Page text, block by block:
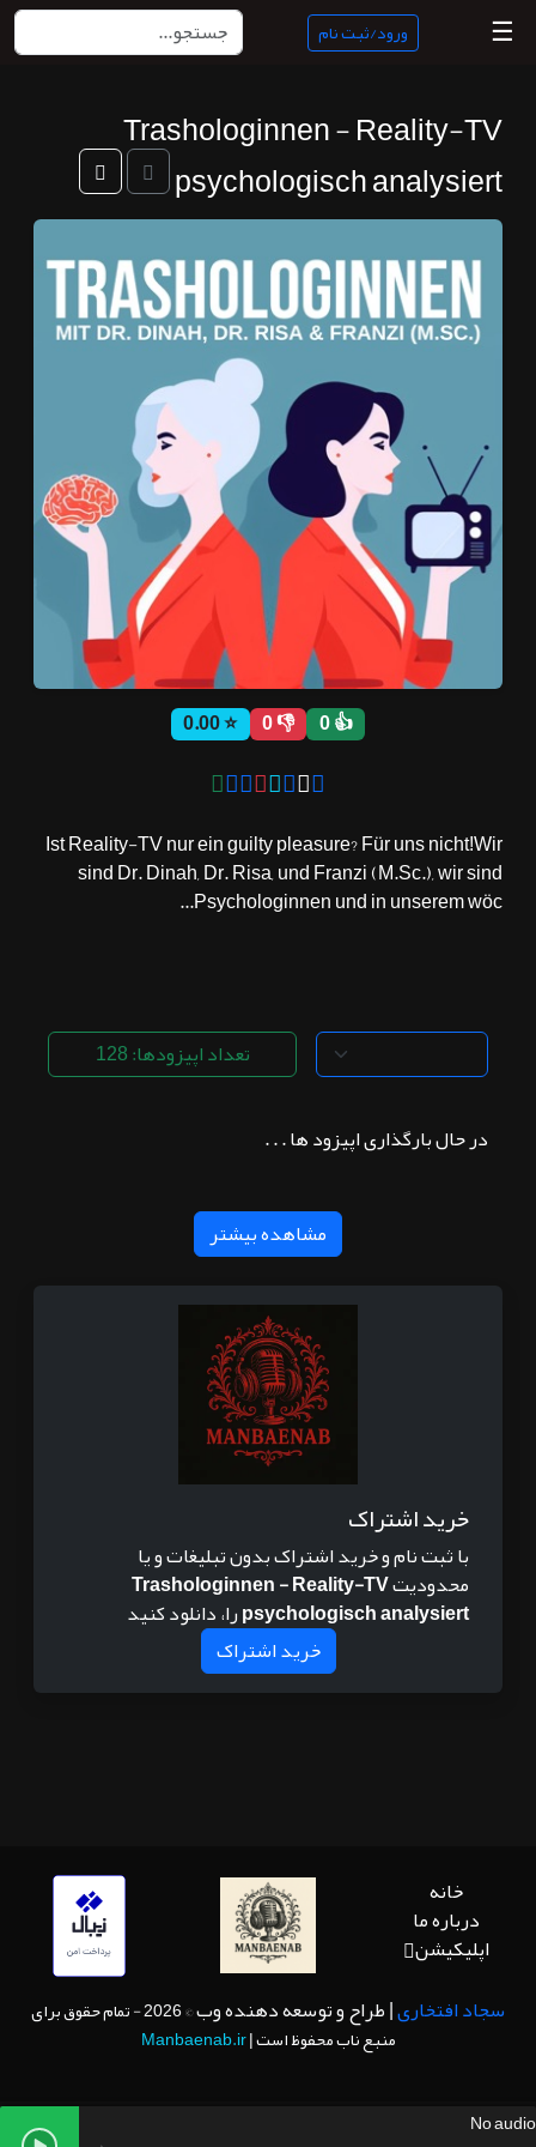
منبع
ناب
جستجو
ها
ورود/
ثبت نام
اشتراک‌ها
☰ ورود/ثبت نام
Trashologinnen - Reality-TV
psychologisch analysiert
👍 0
👎 0
⭐ 0.00
Ist Reality-TV nur ein guilty pleasure? Für uns nicht!Wir
sind Dr. Dinah, Dr. Risa, und Franzi (M.Sc.), wir sind
Psychologinnen und in unserem wöc...
No audio
تعداد اپیزودها: 128
در حال بارگذاری اپیزود ها . . .
مشاهده بیشتر
خرید اشتراک
با ثبت نام و خرید اشتراک بدون تبلیغات و یا
محدودیتTrashologinnen - Reality-TV
psychologisch analysiertرا، دانلود کنید
خرید اشتراک
خانه
درباره ما
اپلیکیشن
سجاد افتخاری| طراح و توسعه دهنده وب
© 2026 - تمام حقوق برای
منبع ناب محفوظ است |Manbaenab.ir